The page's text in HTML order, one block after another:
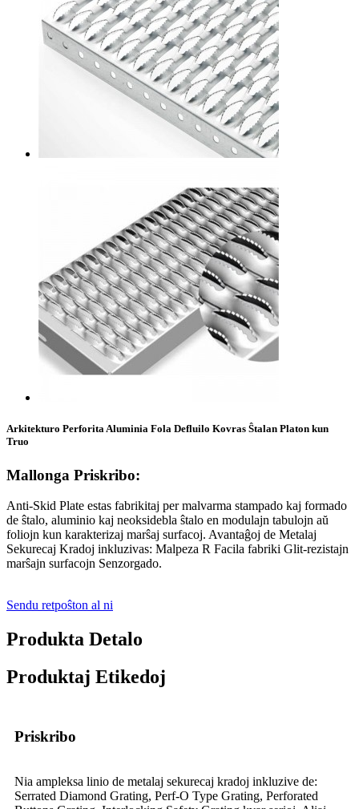
Arkitekturo Perforita Aluminia Fola Defluilo Kovras Ŝtalan Platon kun
Truo
Mallonga Priskribo:
Anti-Skid Plate estas fabrikitaj per malvarma stampado kaj formado
de ŝtalo, aluminio kaj neoksidebla ŝtalo en modulajn tabulojn aŭ
foliojn kun karakterizaj marŝaj surfacoj. Avantaĝoj de Metalaj
Sekurecaj Kradoj inkluzivas: Malpeza R Facila fabriki Glit-rezistajn
marŝajn surfacojn Senzorgado.
Sendu retpoŝton al ni
Produkta Detalo
Produktaj Etikedoj
Priskribo
Nia ampleksa linio de metalaj sekurecaj kradoj inkluzive de:
Serrated Diamond Grating, Perf-O Type Grating, Perforated